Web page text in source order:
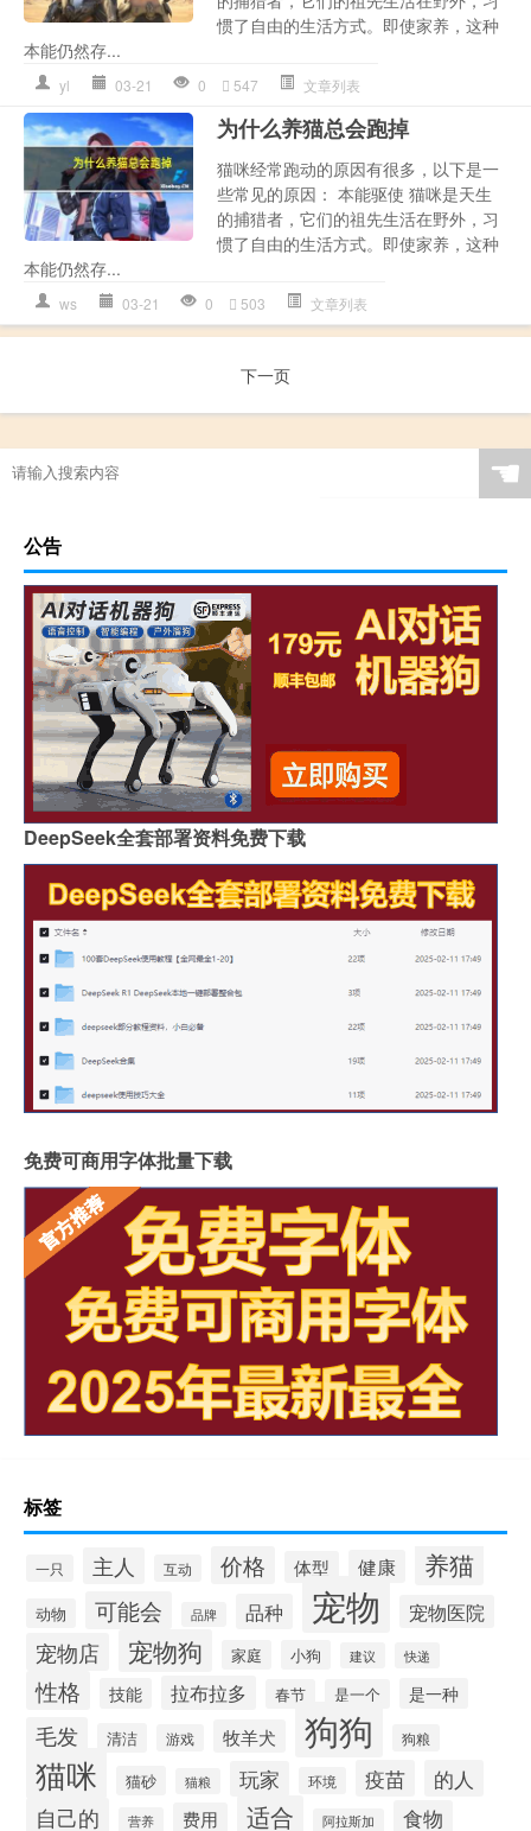
惯了自由的生活方式。即使家养，这种
本能仍然存...
yl 03-21 0 547 文章列表
为什么养猫总会跑掉
猫咪经常跑动的原因有很多，以下是一
些常见的原因： 本能驱使 猫咪是天生
的捕猎者，它们的祖先生活在野外，习
惯了自由的生活方式。即使家养，这种
本能仍然存...
ws 03-21 0 503 文章列表
下一页
☚
公告
DeepSeek全套部署资料免费下载
免费可商用字体批量下载
标签
一只 主人 互动 价格 体型 健康 养猫
动物 可能会 品牌 品种 宠物 宠物医院
宠物店 宠物狗 家庭 小狗 建议 快递
性格 技能 拉布拉多 春节 是一个 是一种
毛发 清洁 游戏 牧羊犬 狗狗 狗粮
猫咪 猫砂 猫粮 玩家 环境 疫苗 的人
自己的 营养 费用 适合 阿拉斯加 食物